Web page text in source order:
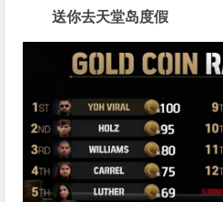
送你去天堂岛度假